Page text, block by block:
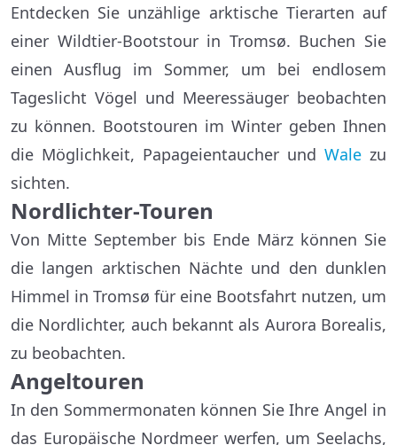
Entdecken Sie unzählige arktische Tierarten auf
einer Wildtier-Bootstour in Tromsø. Buchen Sie
einen Ausflug im Sommer, um bei endlosem
Tageslicht Vögel und Meeressäuger beobachten
zu können. Bootstouren im Winter geben Ihnen
die Möglichkeit, Papageientaucher und Wale zu
sichten.
Nordlichter-Touren
Von Mitte September bis Ende März können Sie
die langen arktischen Nächte und den dunklen
Himmel in Tromsø für eine Bootsfahrt nutzen, um
die Nordlichter, auch bekannt als Aurora Borealis,
zu beobachten.
Angeltouren
In den Sommermonaten können Sie Ihre Angel in
das Europäische Nordmeer werfen, um Seelachs,